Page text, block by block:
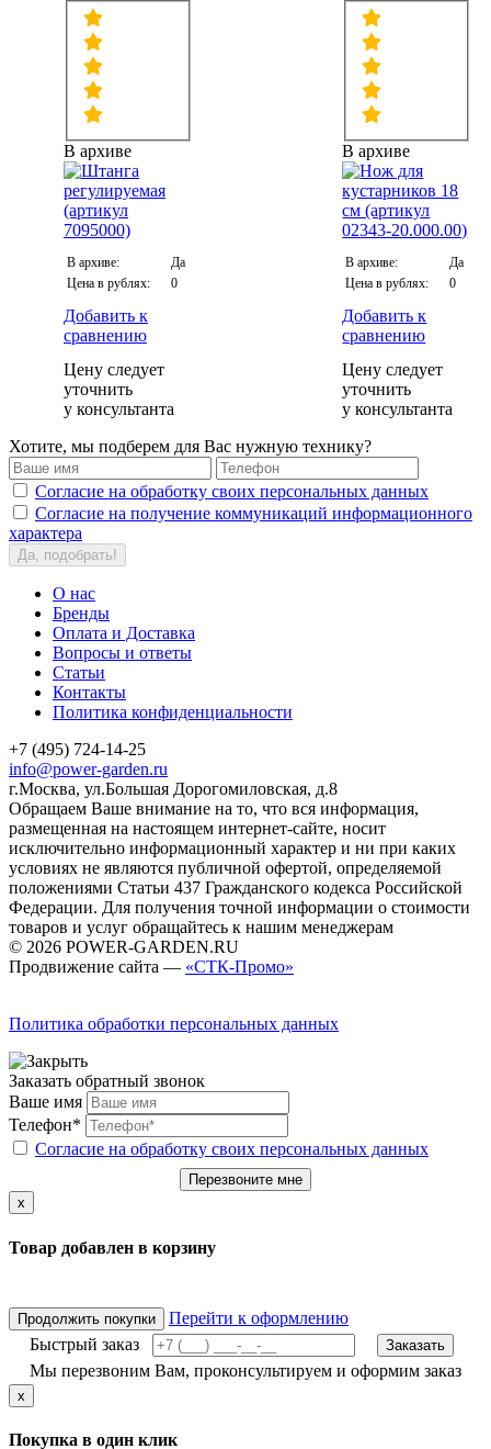
В архиве
В архиве:
Да
Цена в рублях:
0
Добавить к
сравнению
Цену следует
уточнить
у консультанта
В архиве
В архиве:
Да
Цена в рублях:
0
Добавить к
сравнению
Цену следует
уточнить
у консультанта
Хотите, мы подберем для Вас нужную технику?
Согласие на обработку своих персональных данных
Согласие на получение коммуникаций информационного
характера
Да, подобрать!
О нас
Бренды
Оплата и Доставка
Вопросы и ответы
Статьи
Контакты
Политика конфиденциальности
+7 (495) 724-14-25
info@power-garden.ru
г.Москва, ул.Большая Дорогомиловская, д.8
Обращаем Ваше внимание на то, что вся информация,
размещенная на настоящем интернет-сайте, носит
исключительно информационный характер и ни при каких
условиях не являются публичной офертой, определяемой
положениями Статьи 437 Гражданского кодекса Российской
Федерации. Для получения точной информации о стоимости
товаров и услуг обращайтесь к нашим менеджерам
© 2026 POWER-GARDEN.RU
Продвижение сайта — «СТК-Промо»
Политика обработки персональных данных
Заказать обратный звонок
Ваше имя
Телефон*
Согласие на обработку своих персональных данных
Перезвоните мне
x
Товар добавлен в корзину
Продолжить покупки
Перейти к оформлению
Быстрый заказ
Заказать
Мы перезвоним Вам, проконсультируем и оформим заказ
x
Покупка в один клик